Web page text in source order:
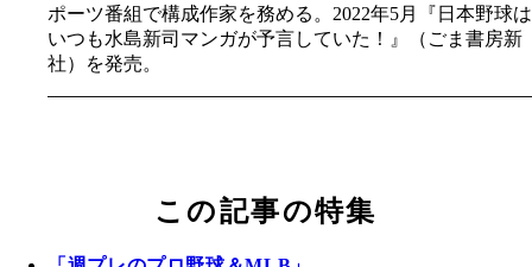
ポーツ番組で構成作家を務める。2022年5月『日本野球は
いつも水島新司マンガが予言していた！』（ごま書房新
社）を発売。
この記事の特集